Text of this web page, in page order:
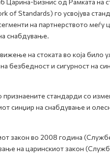
Царина-Бизнис од Рамката на
of Standards) го усвојува
на партнерството меѓу
снабдување.
на стоката во која било
безбедност и сигурност на
признаените стандарди со
синџир на снабдување и
закон во 2008 година
на царинскиот закон